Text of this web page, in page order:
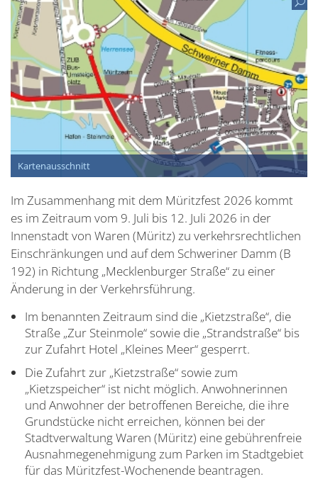
Kartenausschnitt
Im Zusammenhang mit dem Müritzfest 2026 kommt
es im Zeitraum vom 9. Juli bis 12. Juli 2026 in der
Innenstadt von Waren (Müritz) zu verkehrsrechtlichen
Einschränkungen und auf dem Schweriner Damm (B
192) in Richtung „Mecklenburger Straße“ zu einer
Änderung in der Verkehrsführung.
Im benannten Zeitraum sind die „Kietzstraße“, die
Straße „Zur Steinmole“ sowie die „Strandstraße“ bis
zur Zufahrt Hotel „Kleines Meer“ gesperrt.
Die Zufahrt zur „Kietzstraße“ sowie zum
„Kietzspeicher“ ist nicht möglich. Anwohnerinnen
und Anwohner der betroffenen Bereiche, die ihre
Grundstücke nicht erreichen, können bei der
Stadtverwaltung Waren (Müritz) eine gebührenfreie
Ausnahmegenehmigung zum Parken im Stadtgebiet
für das Müritzfest-Wochenende beantragen.